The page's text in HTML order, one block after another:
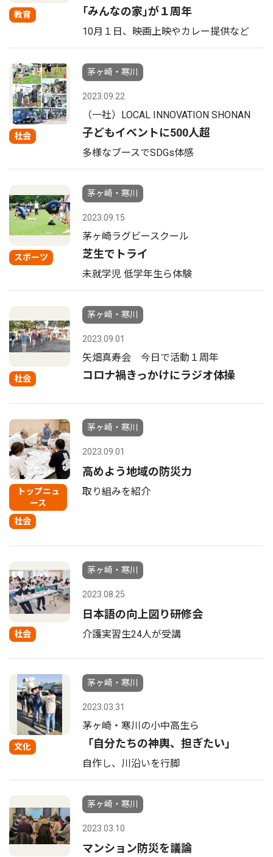
教育 ｢みんなの家｣が１周年
10月１日、映画上映やカレー提供など
社会
茅ヶ崎・寒川
2023.09.22
（一社）LOCAL INNOVATION SHONAN
子どもイベントに500人超
多様なブースでSDGs体感
スポーツ
茅ヶ崎・寒川
2023.09.15
茅ヶ崎ラグビースクール
芝生でトライ
未就学児 低学年生ら体験
社会
茅ヶ崎・寒川
2023.09.01
矢畑真寿会 今日で活動１周年
コロナ禍きっかけにラジオ体操
トップニュ
ース
社会
茅ヶ崎・寒川
2023.09.01
高めよう地域の防災力
取り組みを紹介
社会
茅ヶ崎・寒川
2023.08.25
日本語の向上図り研修会
介護実習生24人が受講
文化
茅ヶ崎・寒川
2023.03.31
茅ヶ崎・寒川の小中高生ら
「自分たちの神輿、担ぎたい」
自作し、川沿いを行脚
茅ヶ崎・寒川
2023.03.10
マンション防災を議論